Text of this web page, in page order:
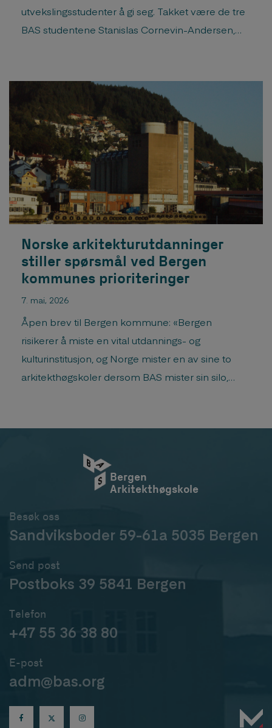
utvekslingsstudenter å gi seg. Takket være de tre
BAS studentene Stanislas Cornevin-Andersen,
artikkelen i Arkitektur.no Her kan du se storyene
Norske arkitekturutdanninger
stiller spørsmål ved Bergen
kommunes prioriteringer
7. mai, 2026
Åpen brev til Bergen kommune: «Bergen
risikerer å miste en vital utdannings- og
kulturinstitusjon, og Norge mister en av sine to
arkitekthøgskoler dersom BAS mister sin silo,
Bergen
Arkitekthøgskole
Besøk oss
Sandviksboder 59-61a 5035 Bergen
Send post
Postboks 39 5841 Bergen
Telefon
+47 55 36 38 80
E-post
adm@bas.org